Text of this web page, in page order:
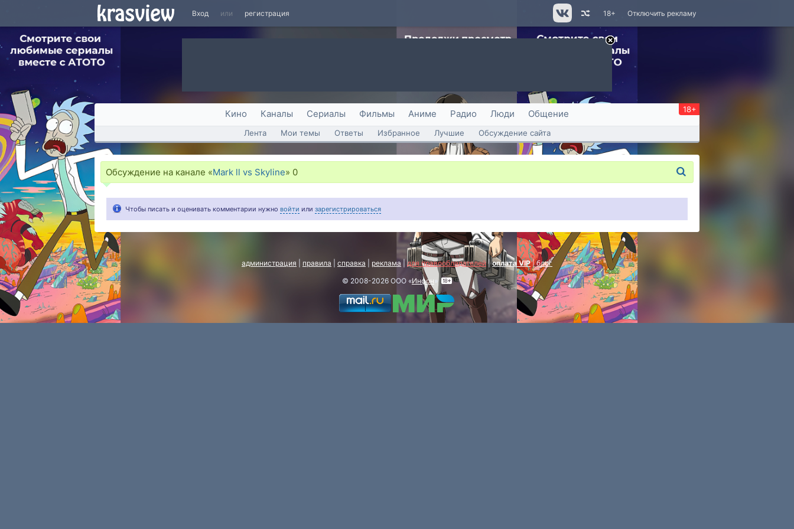
Вход или регистрация Отключить рекламу
18+
Кино Каналы Сериалы Фильмы Аниме Радио Люди Общение 18+
Лента Мои темы Ответы Избранное Лучшие Обсуждение сайта
Обсуждение на канале «Mark ll vs Skyline» 0
Чтобы писать и оценивать комментарии нужно войти или зарегистрироваться
администрация правила справка реклама для правообладателей|оплата VIP|блог
© 2008-2026 ООО «Инфон»